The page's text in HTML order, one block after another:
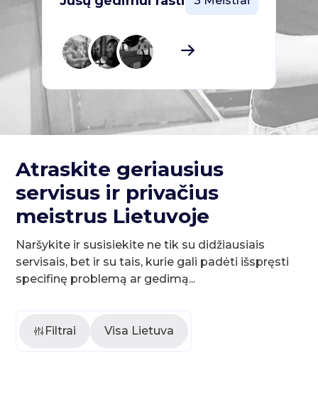
Atraskite geriausius
servisus ir privačius
meistrus Lietuvoje
Naršykite ir susisiekite ne tik su didžiausiais
servisais, bet ir su tais, kurie gali padėti išspręsti
specifinę problemą ar gedimą...
Filtrai Visa Lietuva